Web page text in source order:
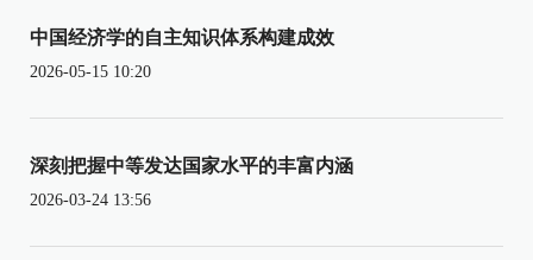
中国经济学的自主知识体系构建成效
2026-05-15 10:20
深刻把握中等发达国家水平的丰富内涵
2026-03-24 13:56